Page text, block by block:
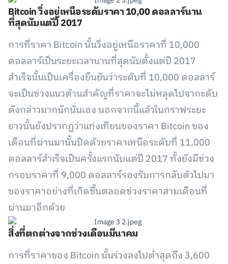
Bitcoin วิ่งอยู่เหนือระดับราคา 10,00 ดอลลาร์นาน
ที่สุดนับแต่ปี 2017
การที่ราคา Bitcoin นั้นวิ่งอยู่เหนือราคาที่ 10,000
ดอลลาร์เป็นระยะเวลานานที่สุดนับตั้งแต่ปี 2017
สำเร็จนั้นเป็นเครื่องยืนยันว่าระดับที่ 10,000 ดอลลาร์
จะเป็นช่วงแนวต้านสำคัญที่ราคาจะไม่หลุดไปจากะดับ
ดังกล่าวมากนักนั่นเอง นอกจากนี้แล้วในกราฟระยะ
ยาวนั้นยังปรากฏว่าแท่งเทียนของราคา Bitcoin ของ
เดือนที่ผ่านมานั้นปิดด้วยราคาเหนือระดับที่ 11,000
ดอลลาร์สำเร็จเป็นครั้งแรกนับแต่ปี 2017 ทั้งยังมีช่วง
กรอบราคาที่ 9,000 ดอลลาร์รองรับการกลับตัวไปมา
ของราคาอย่างที่เกิดขึ้นตลอดช่วงราคาสามเดือนที่
ผ่านมาอีกด้วย
สิ่งที่ตกต่างจากช่วงเดือนมีนาคม
การที่ราคาของ Bitcoin นั้นร่วงลงไปต่ำสุดถึง 3,600